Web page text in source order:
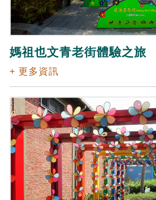
媽祖也文青老街體驗之旅
+ 更多資訊